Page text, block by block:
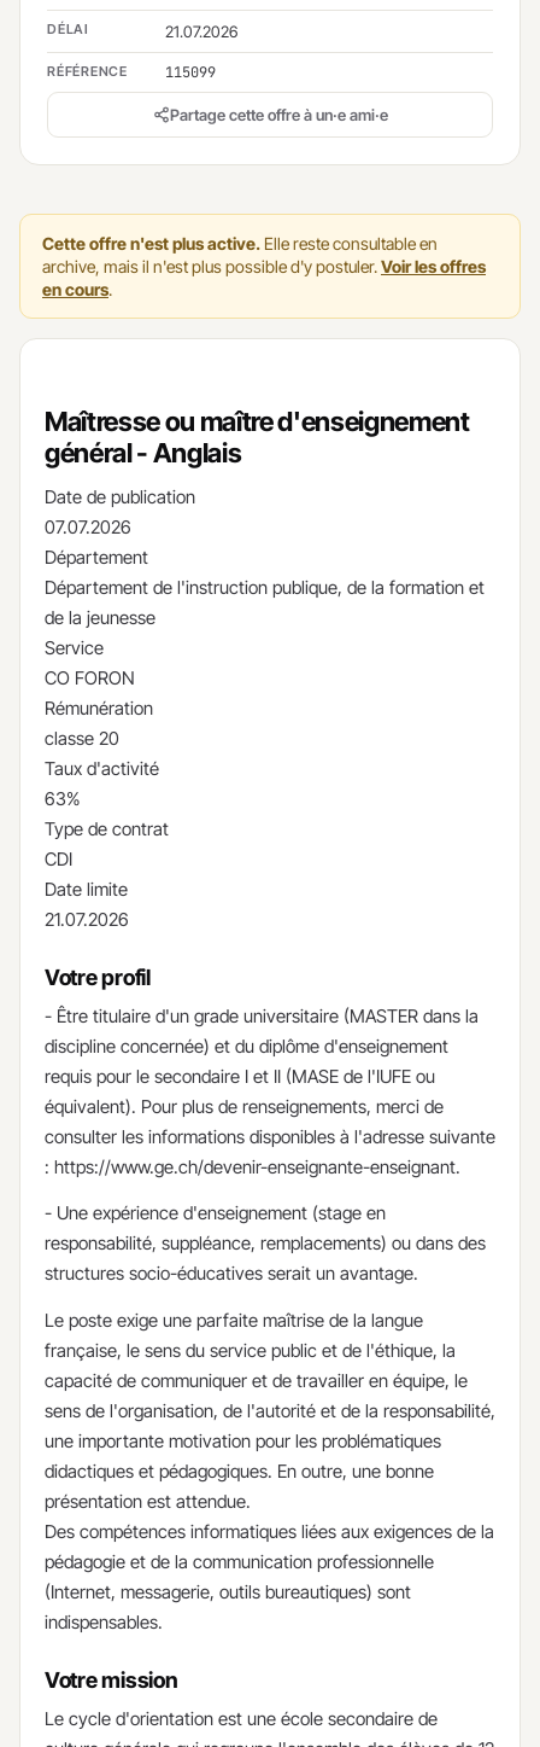
Cette offre n'est plus active. Elle reste consultable en
archive, mais il n'est plus possible d'y postuler.Voir les offres
en cours.
Maîtresse ou maître d'enseignement
général - Anglais
Date de publication
07.07.2026
Département
Département de l'instruction publique, de la formation et
de la jeunesse
Service
CO FORON
Rémunération
classe 20
Taux d'activité
63%
Type de contrat
CDI
Date limite
21.07.2026
Votre profil
- ​Être titulaire d'un grade universitaire (MASTER dans la
discipline concernée) et du diplôme d'enseignement
requis pour le secondaire I et II (MASE de l'IUFE ou
équivalent). Pour plus de renseignements, merci de
consulter les informations disponibles à l'adresse suivante
: https://www.ge.ch/devenir-enseignante-enseignant.
- Une expérience d'enseignement (stage en
responsabilité, suppléance, remplacements) ou dans des
structures socio-éducatives serait un avantage.
Le poste exige une parfaite maîtrise de la langue
française, le sens du service public et de l'éthique, la
capacité de communiquer et de travailler en équipe, le
sens de l'organisation, de l'autorité et de la responsabilité,
une importante motivation pour les problématiques
didactiques et pédagogiques. En outre, une bonne
présentation est attendue.
Des compétences informatiques liées aux exigences de la
pédagogie et de la communication professionnelle
(Internet, messagerie, outils bureautiques) sont
indispensables.
Votre mission
​Le cycle d'orientation est une école secondaire de
DÉLAI 21.07.2026
RÉFÉRENCE 115099
Partage cette offre à un·e ami·e